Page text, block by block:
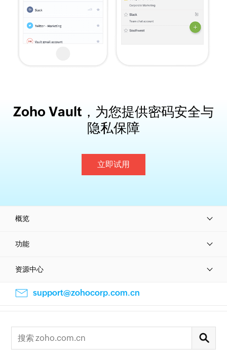
Zoho Vault，为您提供密码安全与
隐私保障
立即试用
概览
功能
资源中心
support@zohocorp.com.cn